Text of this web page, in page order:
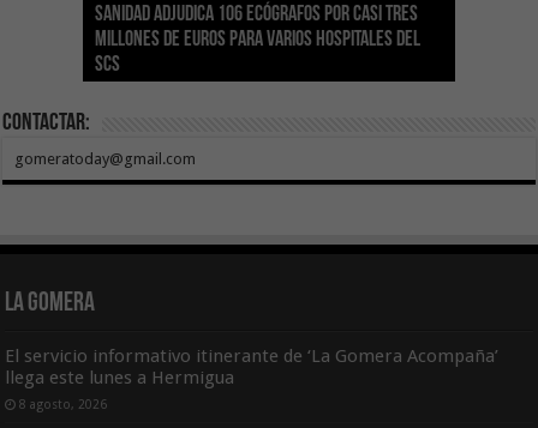
Sanidad adjudica 106 ecógrafos por casi tres
millones de euros para varios hospitales del
SCS
Gesplan logra la máxima puntuación en el
Índice de Transparencia de Canarias por cuarto
año consecutivo
El Gobierno canario concede ayudas del
POSEICAN-Pesca al sector por valor de 7,09 M€
tras aumentar las cuantías
Transición Ecológica coordina con Ashotel su
adhesión a la Red de Refugios Climáticos de
Canarias
Visocan incorpora 170 pisos a su parque de
vivienda protegida en régimen de alquiler
asequible de Tenerife
Sanidad refuerza la capacidad diagnóstica de
los centros de salud con el impulso de la
ecografía clínica
Contactar:
gomeratoday@gmail.com
La Gomera
El servicio informativo itinerante de ‘La Gomera Acompaña’
llega este lunes a Hermigua
8 agosto, 2026